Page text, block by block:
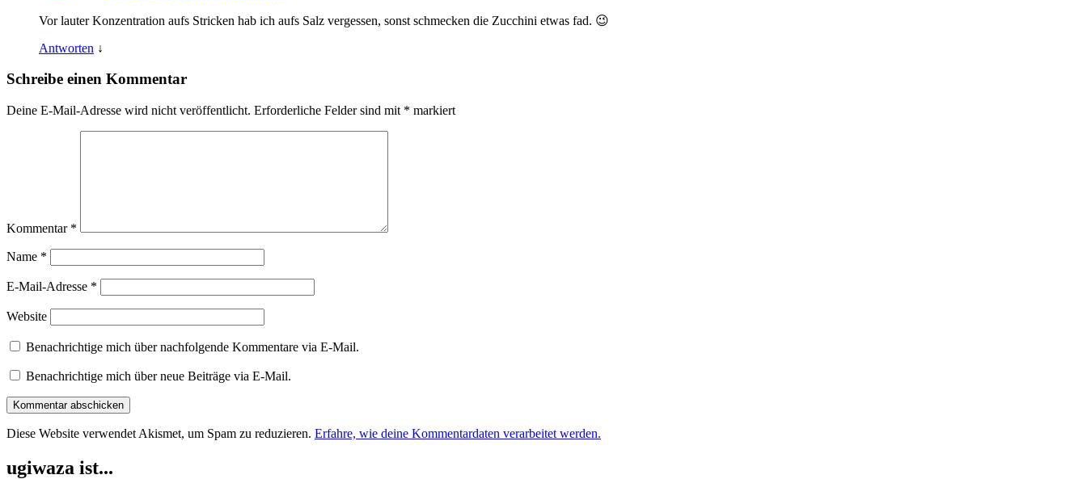
Vor lauter Konzentration aufs Stricken hab ich aufs Salz vergessen, sonst schmecken die Zucchini etwas fad. 😉
Antworten ↓
Schreibe einen Kommentar
Deine E-Mail-Adresse wird nicht veröffentlicht. Erforderliche Felder sind mit * markiert
Kommentar *
Name *
E-Mail-Adresse *
Website
Benachrichtige mich über nachfolgende Kommentare via E-Mail.
Benachrichtige mich über neue Beiträge via E-Mail.
Diese Website verwendet Akismet, um Spam zu reduzieren. Erfahre, wie deine Kommentardaten verarbeitet werden.
ugiwaza ist...